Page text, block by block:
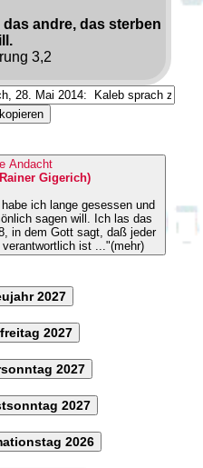
andre, das sterben
3,2
Andacht
Gigerich)
ich lange gesessen und
will. Ich las das
in dem Gott sagt, daß jeder
ist ..."(mehr)
2027
2027
2027
2027
2026